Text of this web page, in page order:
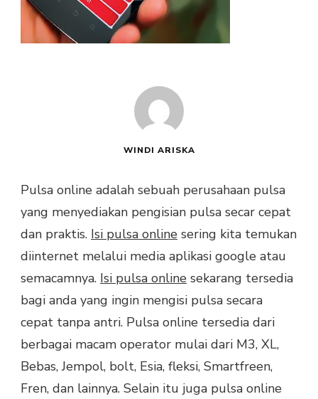
WINDI ARISKA
Pulsa online adalah sebuah perusahaan pulsa
yang menyediakan pengisian pulsa secar cepat
dan praktis. Isi pulsa online sering kita temukan
diinternet melalui media aplikasi google atau
semacamnya. Isi pulsa online sekarang tersedia
bagi anda yang ingin mengisi pulsa secara
cepat tanpa antri. Pulsa online tersedia dari
berbagai macam operator mulai dari M3, XL,
Bebas, Jempol, bolt, Esia, fleksi, Smartfreen,
Fren, dan lainnya. Selain itu juga pulsa online